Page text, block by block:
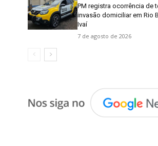
PM registra ocorrência de
invasão domiciliar em Rio
Ivaí
7 de agosto de 2026